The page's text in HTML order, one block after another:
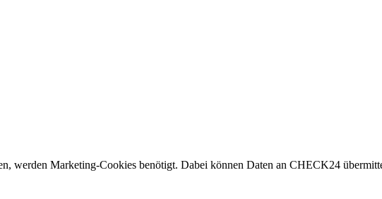
werden Marketing-Cookies benötigt. Dabei können Daten an CHECK24